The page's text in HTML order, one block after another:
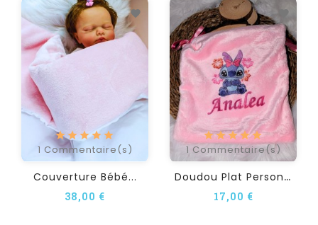
1 Commentaire(s)
Couverture Bébé...
38,00 €
1 Commentaire(s)
D
Oudou Plat Personnalisé...
17,00 €